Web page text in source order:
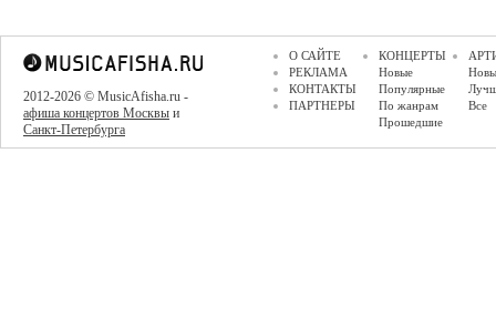
2012-2026 © MusicAfisha.ru -
афиша концертов Москвы и
Санкт-Петербурга
О САЙТЕ
РЕКЛАМА
КОНТАКТЫ
ПАРТНЕРЫ
КОНЦЕРТЫ
Новые
Популярные
По жанрам
Прошедшие
Все